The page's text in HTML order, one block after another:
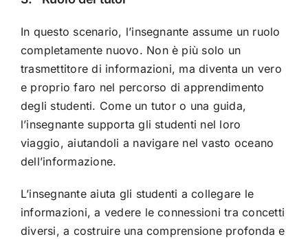
In questo scenario, l’insegnante assume un ruolo
completamente nuovo. Non è più solo un
trasmettitore di informazioni, ma diventa un vero
e proprio faro nel percorso di apprendimento
degli studenti. Come un tutor o una guida,
l’insegnante supporta gli studenti nel loro
viaggio, aiutandoli a navigare nel vasto oceano
dell’informazione.
L’insegnante aiuta gli studenti a collegare le
informazioni, a vedere le connessioni tra concetti
diversi, a costruire una comprensione profonda e